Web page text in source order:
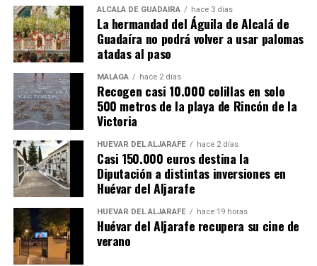
ALCALÁ DE GUADAÍRA hace 3 días
La hermandad del Águila de Alcalá de
Guadaíra no podrá volver a usar palomas
atadas al paso
MÁLAGA hace 2 días
Recogen casi 10.000 colillas en solo
500 metros de la playa de Rincón de la
Victoria
HUÉVAR DEL ALJARAFE hace 2 días
Casi 150.000 euros destina la
Diputación a distintas inversiones en
Huévar del Aljarafe
HUÉVAR DEL ALJARAFE hace 19 horas
Huévar del Aljarafe recupera su cine de
verano